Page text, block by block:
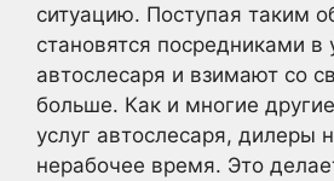
ситуацию. Поступая таким
становятся посредниками в
автослесаря и взимают со
больше. Как и многие
услуг автослесаря, дилеры
нерабочее время. Это